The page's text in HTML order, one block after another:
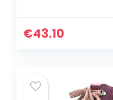
€43.10